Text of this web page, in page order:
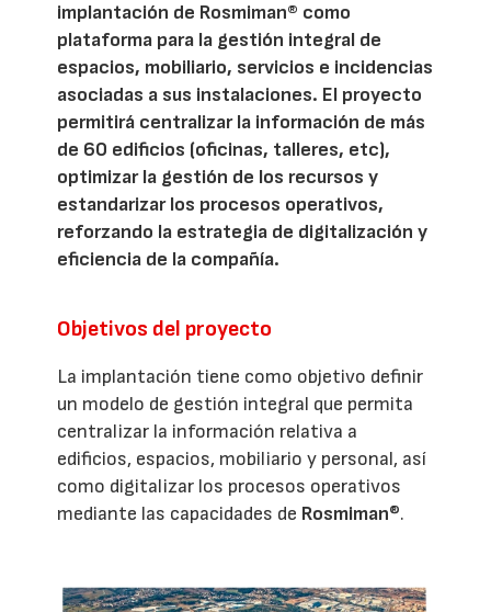
implantación de Rosmiman® como
plataforma para la gestión integral de
espacios, mobiliario, servicios e incidencias
asociadas a sus instalaciones. El proyecto
permitirá centralizar la información de más
de 60 edificios (oficinas, talleres, etc),
optimizar la gestión de los recursos y
estandarizar los procesos operativos,
reforzando la estrategia de digitalización y
eficiencia de la compañía.
Objetivos del proyecto
La implantación tiene como objetivo definir
un modelo de gestión integral que permita
centralizar la información relativa a
edificios, espacios, mobiliario y personal, así
como digitalizar los procesos operativos
mediante las capacidades de Rosmiman®.